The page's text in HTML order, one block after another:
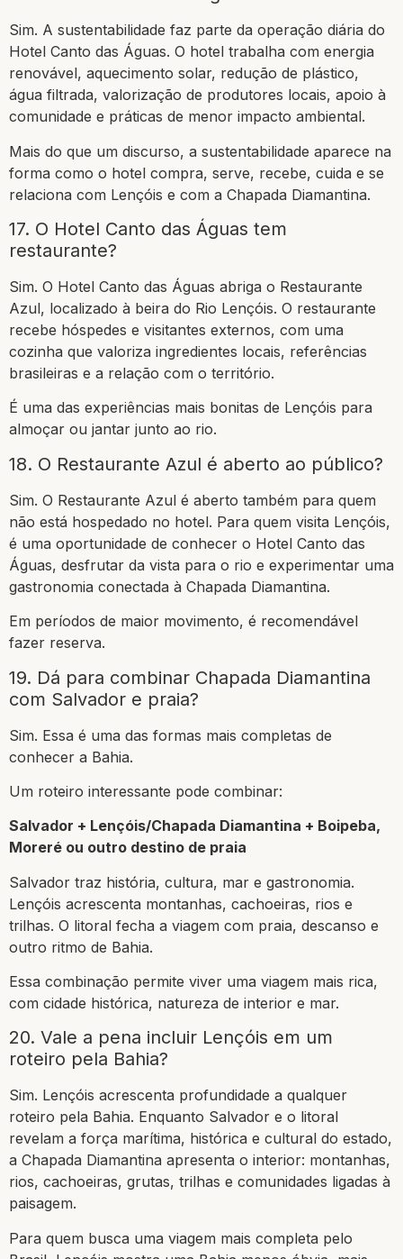
Sim. A sustentabilidade faz parte da operação diária do
Hotel Canto das Águas. O hotel trabalha com energia
renovável, aquecimento solar, redução de plástico,
água filtrada, valorização de produtores locais, apoio à
comunidade e práticas de menor impacto ambiental.
Mais do que um discurso, a sustentabilidade aparece na
forma como o hotel compra, serve, recebe, cuida e se
relaciona com Lençóis e com a Chapada Diamantina.
17. O Hotel Canto das Águas tem
restaurante?
Sim. O Hotel Canto das Águas abriga o Restaurante
Azul, localizado à beira do Rio Lençóis. O restaurante
recebe hóspedes e visitantes externos, com uma
cozinha que valoriza ingredientes locais, referências
brasileiras e a relação com o território.
É uma das experiências mais bonitas de Lençóis para
almoçar ou jantar junto ao rio.
18. O Restaurante Azul é aberto ao público?
Sim. O Restaurante Azul é aberto também para quem
não está hospedado no hotel. Para quem visita Lençóis,
é uma oportunidade de conhecer o Hotel Canto das
Águas, desfrutar da vista para o rio e experimentar uma
gastronomia conectada à Chapada Diamantina.
Em períodos de maior movimento, é recomendável
fazer reserva.
19. Dá para combinar Chapada Diamantina
com Salvador e praia?
Sim. Essa é uma das formas mais completas de
conhecer a Bahia.
Um roteiro interessante pode combinar:
Salvador + Lençóis/Chapada Diamantina + Boipeba,
Moreré ou outro destino de praia
Salvador traz história, cultura, mar e gastronomia.
Lençóis acrescenta montanhas, cachoeiras, rios e
trilhas. O litoral fecha a viagem com praia, descanso e
outro ritmo de Bahia.
Essa combinação permite viver uma viagem mais rica,
com cidade histórica, natureza de interior e mar.
20. Vale a pena incluir Lençóis em um
roteiro pela Bahia?
Sim. Lençóis acrescenta profundidade a qualquer
roteiro pela Bahia. Enquanto Salvador e o litoral
revelam a força marítima, histórica e cultural do estado,
a Chapada Diamantina apresenta o interior: montanhas,
rios, cachoeiras, grutas, trilhas e comunidades ligadas à
paisagem.
Para quem busca uma viagem mais completa pelo